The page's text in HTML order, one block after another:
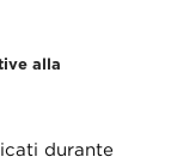
alla
durante